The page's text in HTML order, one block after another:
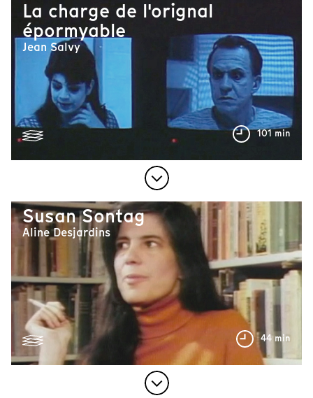
La charge de l'orignal
épormyable
Jean Salvy
101 min
Susan Sontag
Aline Desjardins
44 min